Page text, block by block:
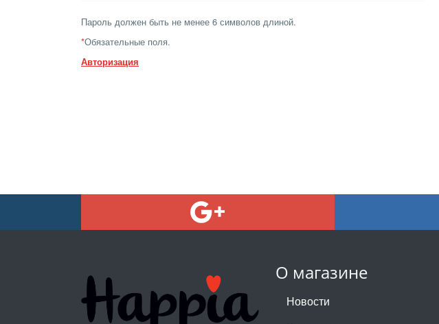
Пароль должен быть не менее 6 символов длиной.
*Обязательные поля.
Авторизация
О магазине
Новости